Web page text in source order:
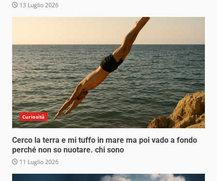
13 Luglio 2026
Curiosità
Cerco la terra e mi tuffo in mare ma poi vado a fondo
perché non so nuotare. chi sono
11 Luglio 2026